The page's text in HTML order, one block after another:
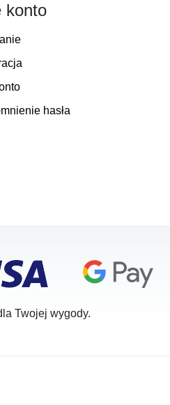
konto
hasła
Twojej wygody.